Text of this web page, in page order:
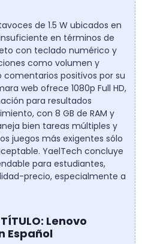
de 1.5 W ubicados en
en términos de
con teclado numérico y
como volumen y
positivos por su
web ofrece 1080p Full HD,
para resultados
con 8 GB de RAM y
bien tareas múltiples y
juegos más exigentes sólo
YaelTech concluye
para estudiantes,
precio, especialmente a
Lenovo
Español